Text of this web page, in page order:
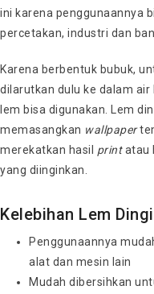
ini karena penggunaannya
percetakan, industri dan
Karena berbentuk bubuk,
dilarutkan dulu ke dalam
lem bisa digunakan. Lem
memasangkan wallpaper
merekatkan hasil printatau
yang diinginkan.
Kelebihan Lem
Penggunaannya
alat dan mesin lain
Mudah dibersihkan